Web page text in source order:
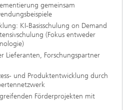
gemeinsam
KI-Basisschulung on Demand
(Fokus entweder
Lieferanten, Forschungspartner
und Produktentwicklung durch
Förderprojekten mit